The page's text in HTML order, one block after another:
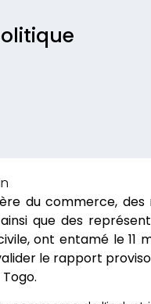
du commerce,
que des
ont entamé le 11
le rapport